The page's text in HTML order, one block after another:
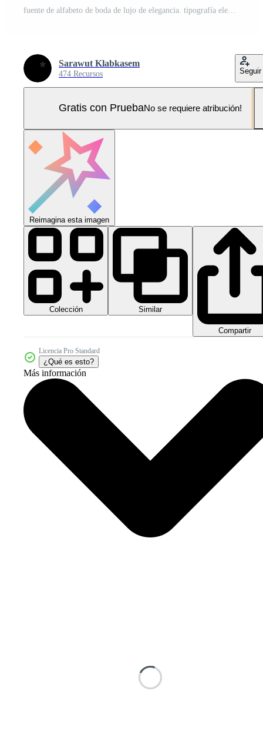
Sarawut Klabkasem
474 Recursos Seguir
Gratis con PruebaNo se requiere atribución!
Reimagina esta imagen
Colección Similar
Compartir
Licencia Pro Standard
¿Qué es esto?
Más información